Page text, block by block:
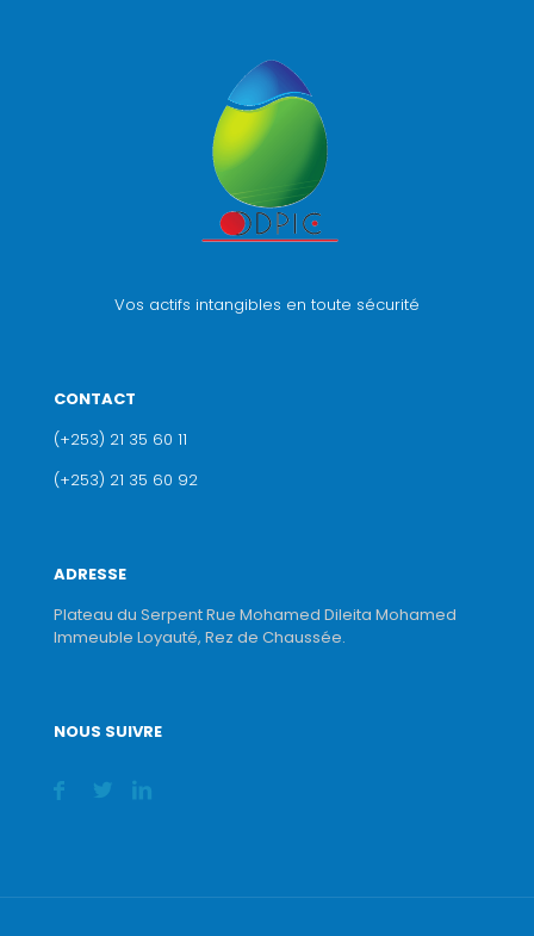
Vos actifs intangibles en toute sécurité
CONTACT
(+253) 21 35 60 11
(+253) 21 35 60 92
ADRESSE
Plateau du Serpent Rue Mohamed Dileita Mohamed
Immeuble Loyauté, Rez de Chaussée.
NOUS SUIVRE